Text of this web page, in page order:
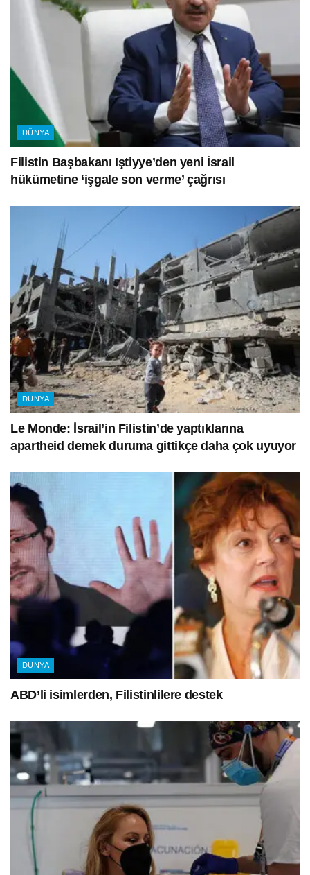
DÜNYA
Filistin Başbakanı Iştiyye’den yeni İsrail
hükümetine ‘işgale son verme’ çağrısı
DÜNYA
Le Monde: İsrail’in Filistin’de yaptıklarına
apartheid demek duruma gittikçe daha çok uyuyor
DÜNYA
ABD’li isimlerden, Filistinlilere destek